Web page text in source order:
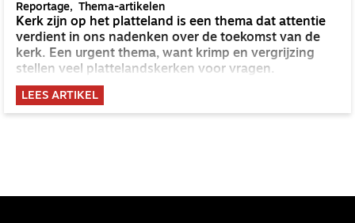
Reportage Thema-artikelen
Kerk zijn op het platteland is een thema dat attentie
verdient in ons nadenken over de toekomst van de
kerk. Een urgent thema, want krimp en vergrijzing
stellen veel plattelandskerken voor vragen.
LEES ARTIKEL